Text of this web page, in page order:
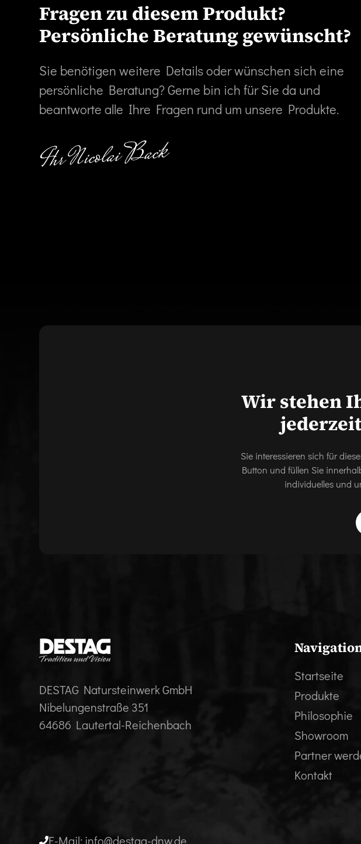
Fragen zu diesem Produkt?
Persönliche Beratung gewünscht?
Sie benötigen weitere Details oder wünschen sich eine
persönliche Beratung? Gerne bin ich für Sie da und
beantworte alle Ihre Fragen rund um unsere Produkte.
Wir stehen
Sie interessieren sich für
Button und füllen Sie
individuelles und
DESTAG Natursteinwerk GmbH
Nibelungenstraße 351
64686 Lautertal-Reichenbach
Startseite
Produkte
Philosophie
Showroom
Partner
Kontakt
E-Mail: info@destag-dnw.de